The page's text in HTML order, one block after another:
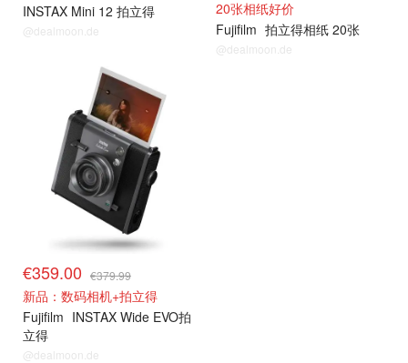
INSTAX Mini 12 拍立得
@dealmoon.de
20张相纸好价
Fujifilm 拍立得相纸 20张
@dealmoon.de
€359.00 €379.99
新品：数码相机+拍立得
Fujifilm INSTAX Wide EVO拍
立得
@dealmoon.de